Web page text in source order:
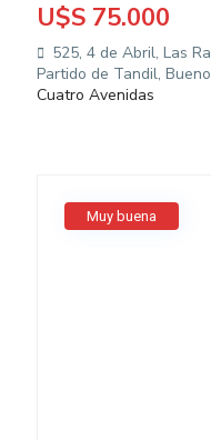
U$S 75.000
525, 4 de Abril, Las
Partido de Tandil,
Cuatro Avenidas
Muy buena